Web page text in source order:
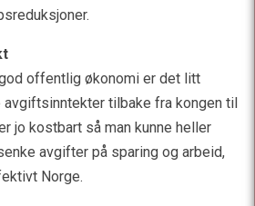
offentlig økonomi er det litt
tilbake fra kongen til
jo kostbart så man kunne heller
avgifter på sparing og arbeid,
Norge.